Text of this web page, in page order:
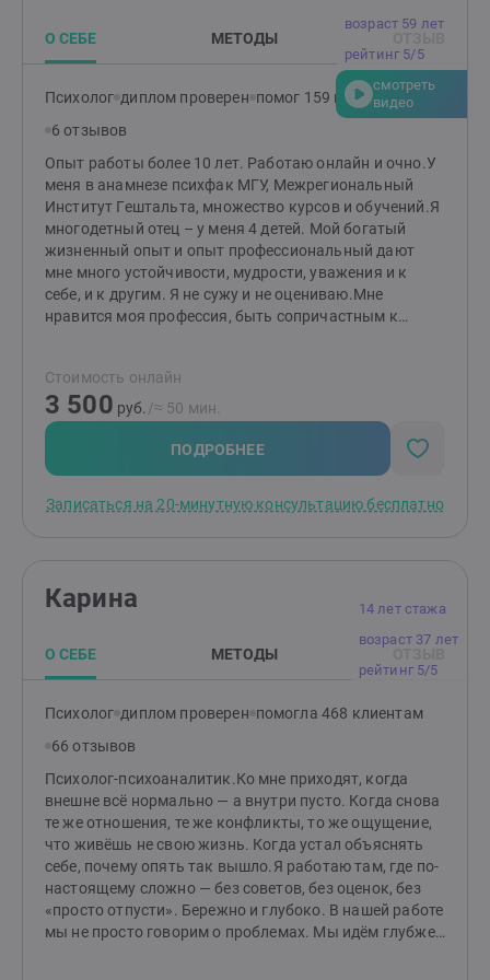
экспериментально-психологическое исследование.
возраст 59 лет
рейтинг 5/5
смотреть
видео
О СЕБЕ МЕТОДЫ
Психолог диплом проверен помог 159 клиентам
6 отзывов
Опыт работы более 10 лет. Работаю онлайн и очно.У
меня в анамнезе психфак МГУ, Межрегиональный
Институт Гештальта, множество курсов и обучений.Я
многодетный отец – у меня 4 детей. Мой богатый
жизненный опыт и опыт профессиональный дают
мне много устойчивости, мудрости, уважения и к
себе, и к другим. Я не сужу и не оцениваю.Мне
нравится моя профессия, быть сопричастным к
на теорию целостности, сголасно которой мы можем
построить гармоничные и сбалансированные
отношения и с собой, и с другими. Я работаю со всем
этим:Тревога/ Не понимаете, что происходит/ Устали
бороться/ Депрессия/ И люблю и ненавижу/ Меня
Я чувствую вину/ Я растерян/ Не могу сделать выбор
Стоимость онлайн
3 500 руб. /≈ 50 мин.
ПОДРОБНЕЕ
Записаться на 20-минутную консультацию бесплатно
14 лет стажа
возраст 37 лет
рейтинг 5/5
Карина
О СЕБЕ МЕТОДЫ
Психолог диплом проверен помогла 468 клиентам
66 отзывов
Психолог-психоаналитик.Ко мне приходят, когда
внешне всё нормально — а внутри пусто. Когда снова
те же отношения, те же конфликты, то же ощущение,
что живёшь не свою жизнь. Когда устал объяснять
себе, почему опять так вышло.Я работаю там, где по-
настоящему сложно — без советов, без оценок, без
«просто отпусти». Бережно и глубоко. В нашей работе
мы не просто говорим о проблемах. Мы идём глубже